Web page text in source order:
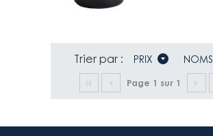
Trier par : PRIX NOMS
Page 1 sur 1